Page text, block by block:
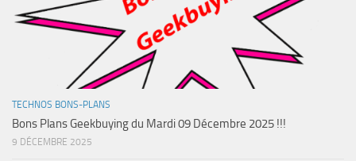
TECHNOS BONS-PLANS
Bons Plans Geekbuying du Mardi 09 Décembre 2025 !!!
9 DÉCEMBRE 2025